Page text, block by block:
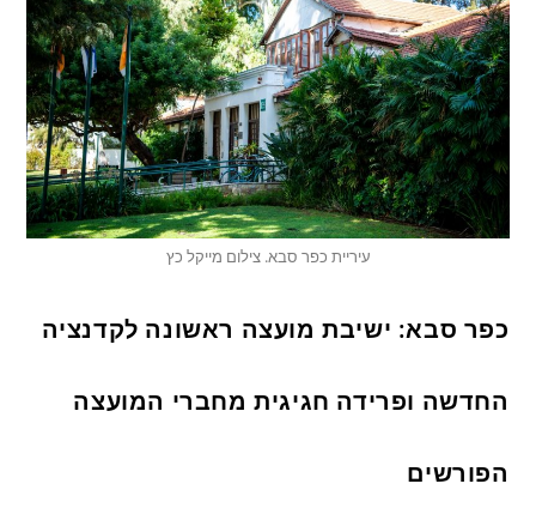
עיריית כפר סבא. צילום מייקל כץ
כפר סבא: ישיבת מועצה ראשונה לקדנציה
החדשה ופרידה חגיגית מחברי המועצה
הפורשים